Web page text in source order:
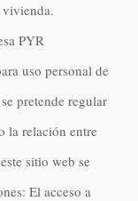
PYR
uso personal de
pretende regular
la relación entre
sitio web se
El acceso a